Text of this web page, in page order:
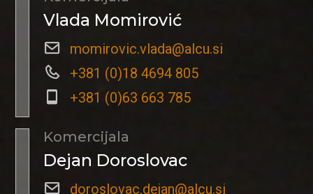
Vlada Momirović
momirovic.vlada@alcu.si
+381 (0)18 4694 805
+381 (0)63 663 785
Komercijala
Dejan Doroslovac
doroslovac.dejan@alcu.si